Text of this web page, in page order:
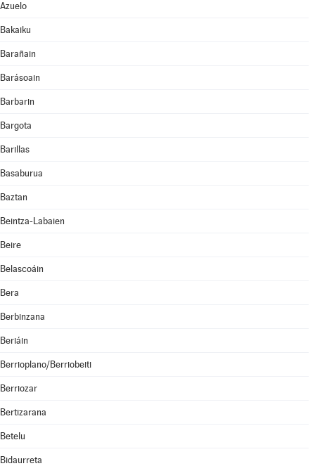
Azuelo
Bakaiku
Barañain
Barásoain
Barbarin
Bargota
Barillas
Basaburua
Baztan
Beintza-Labaien
Beire
Belascoáin
Bera
Berbinzana
Beriáin
Berrioplano/Berriobeiti
Berriozar
Bertizarana
Betelu
Bidaurreta